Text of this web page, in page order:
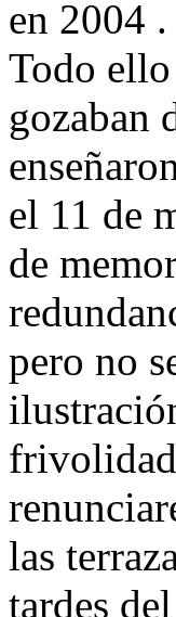
en 2004 .
Todo ello
gozaban
el 11 de
de
pero no
las
tardes